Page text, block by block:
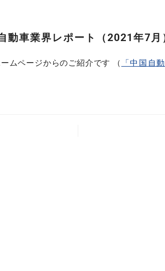
動車業界レポート（2021年7月
ムページからのご紹介です （
「中国自